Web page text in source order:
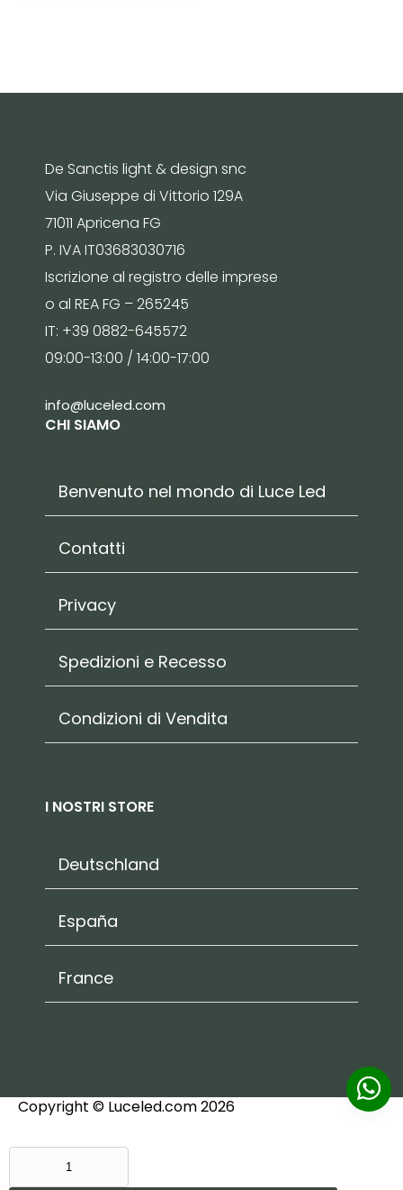
ALIMENTATORE
De Sanctis light & design snc
Via Giuseppe di Vittorio 129A
71011 Apricena FG
P. IVA IT03683030716
Iscrizione al registro delle imprese
o al REA FG – 265245
IT: +39 0882-645572
09:00-13:00 / 14:00-17:00
info@luceled.com
CHI SIAMO
Benvenuto nel mondo di Luce Led
Contatti
Privacy
Spedizioni e Recesso
Condizioni di Vendita
I NOSTRI STORE
Deutschland
España
France
Copyright © Luceled.com 2026